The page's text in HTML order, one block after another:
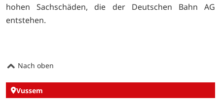
hohen Sachschäden, die der Deutschen Bahn AG
entstehen.
Nach oben
Vussem